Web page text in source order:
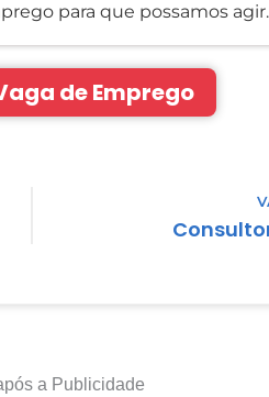
para que possamos agir.
de Emprego
a Publicidade